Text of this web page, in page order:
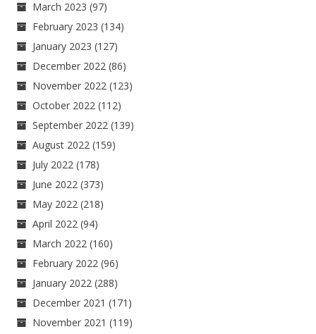
March 2023 (97)
February 2023 (134)
January 2023 (127)
December 2022 (86)
November 2022 (123)
October 2022 (112)
September 2022 (139)
August 2022 (159)
July 2022 (178)
June 2022 (373)
May 2022 (218)
April 2022 (94)
March 2022 (160)
February 2022 (96)
January 2022 (288)
December 2021 (171)
November 2021 (119)